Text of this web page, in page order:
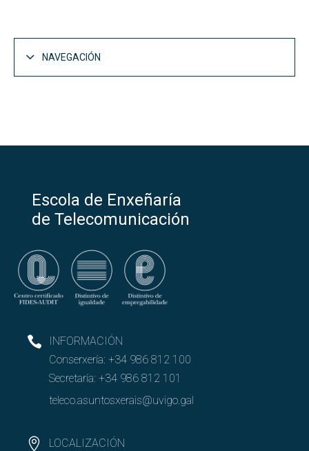
NAVEGACIÓN
Escola de Enxeñaría
de Telecomunicación
INFORMACIÓN
Conserxería: +34 986 812 100
Secretaría: +34 986 812 101
teleco.asuntosxerais@uvigo.gal
LOCALIZACIÓN